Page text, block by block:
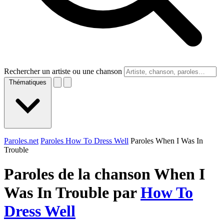
Rechercher un artiste ou une chanson
Thématiques
Paroles.net Paroles How To Dress Well Paroles When I Was In
Trouble
Paroles de la chanson When I
Was In Trouble parHow To
Dress Well